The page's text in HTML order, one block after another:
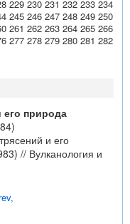
229 230 231 232 233 234
245 246 247 248 249 250
261 262 263 264 265 266
277 278 279 280 281 282
его природа
и его
// Вулканология и